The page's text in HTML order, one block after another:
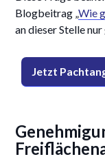
Blogbeitrag „Wie
an dieser Stelle
Jetzt